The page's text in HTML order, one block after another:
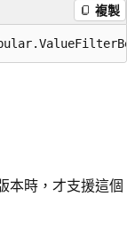
複製
本時，才支援這個